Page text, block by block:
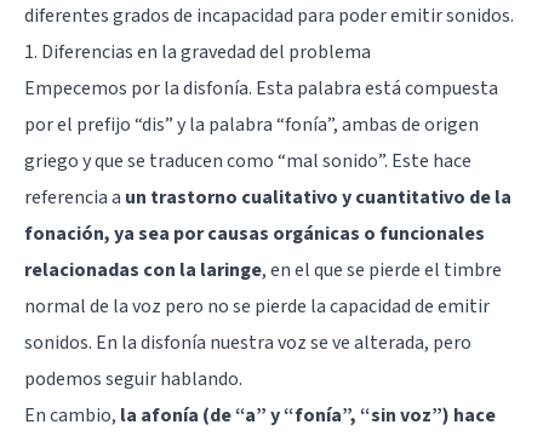
diferentes grados de incapacidad para poder emitir sonidos.
1. Diferencias en la gravedad del problema
Empecemos por la disfonía. Esta palabra está compuesta
por el prefijo “dis” y la palabra “fonía”, ambas de origen
griego y que se traducen como “mal sonido”. Este hace
referencia a un trastorno cualitativo y cuantitativo de la
fonación, ya sea por causas orgánicas o funcionales
relacionadas con la laringe, en el que se pierde el timbre
normal de la voz pero no se pierde la capacidad de emitir
sonidos. En la disfonía nuestra voz se ve alterada, pero
podemos seguir hablando.
En cambio, la afonía (de “a” y “fonía”, “sin voz”) hace